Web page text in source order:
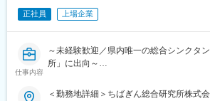
■勤務環境/就業環境の魅力：
税理士２名、スタッフ担当２２名となっ
平均年齢が45歳前後になります。
入社後は先輩同行から各案件の特長や業
い、徐々に独り立ちに向かっていただきま
また、7つの拠点は常時テレビ会議システ
業活動時であってもその場で税理士へ相
正社員 上場企業
仕事内容
～未経験歓迎／県内唯一の総合シンクタ
所」に出向～
心に、経営コンサルティング・サービス
＜勤務地詳細＞ちばぎん総合研究所株式